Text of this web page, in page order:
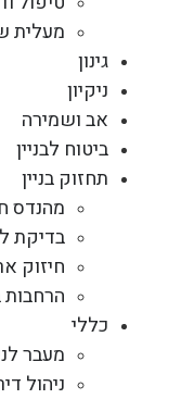
מעלית
גינון
ניקיון
אב ושמירה
ביטוח לבניין
תחזוק בניין
מהנדס
בדיקת
חיזוק
הרחבות
כללי
מעבר
ניהול